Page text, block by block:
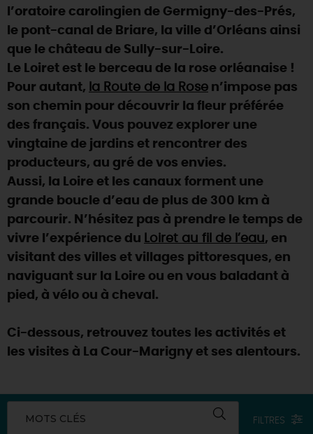
CE WEEK-END
CETTE SEMAINE
TOUT L'AGENDA
l’oratoire carolingien de Germigny-des-Prés,
le pont-canal de Briare, la ville d’Orléans ainsi
que le château de Sully-sur-Loire.
Le Loiret est le berceau de la rose orléanaise !
Pour autant, la Route de la Rose n’impose pas
son chemin pour découvrir la fleur préférée
des français. Vous pouvez explorer une
vingtaine de jardins et rencontrer des
producteurs, au gré de vos envies.
Aussi, la Loire et les canaux forment une
grande boucle d’eau de plus de 300 km à
parcourir. N’hésitez pas à prendre le temps de
vivre l’expérience du Loiret au fil de l’eau, en
visitant des villes et villages pittoresques, en
naviguant sur la Loire ou en vous baladant à
pied, à vélo ou à cheval.
Ci-dessous, retrouvez toutes les activités et
les visites à La Cour-Marigny et ses alentours.
MOTS CLÉS FILTRES